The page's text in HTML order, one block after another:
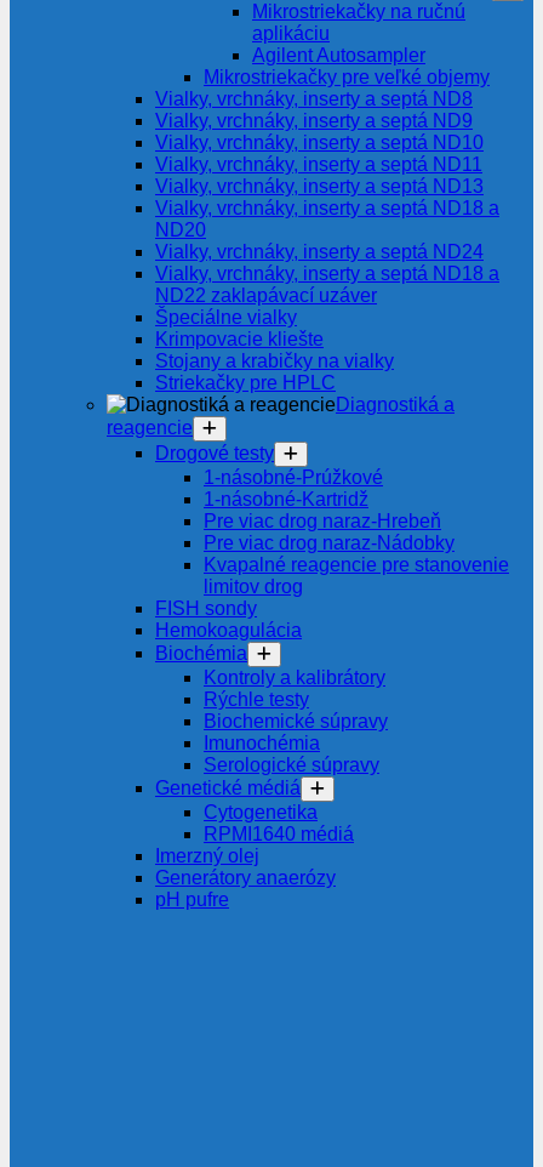
Mikrostriekačky na ručnú
aplikáciu
Agilent Autosampler
Mikrostriekačky pre veľké objemy
Vialky, vrchnáky, inserty a septá ND8
Vialky, vrchnáky, inserty a septá ND9
Vialky, vrchnáky, inserty a septá ND10
Vialky, vrchnáky, inserty a septá ND11
Vialky, vrchnáky, inserty a septá ND13
Vialky, vrchnáky, inserty a septá ND18 a
ND20
Vialky, vrchnáky, inserty a septá ND24
Vialky, vrchnáky, inserty a septá ND18 a
ND22 zaklapávací uzáver
Špeciálne vialky
Krimpovacie kliešte
Stojany a krabičky na vialky
Striekačky pre HPLC
Diagnostiká a
reagencie
Drogové testy
1-násobné-Prúžkové
1-násobné-Kartridž
Pre viac drog naraz-Hrebeň
Pre viac drog naraz-Nádobky
Kvapalné reagencie pre stanovenie
limitov drog
FISH sondy
Hemokoagulácia
Biochémia
Kontroly a kalibrátory
Rýchle testy
Biochemické súpravy
Imunochémia
Serologické súpravy
Genetické médiá
Cytogenetika
RPMI1640 médiá
Imerzný olej
Generátory anaerózy
pH pufre